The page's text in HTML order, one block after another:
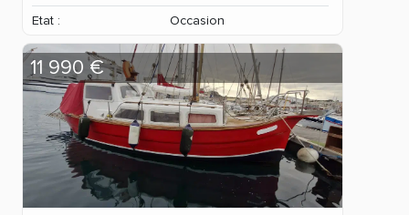
Etat :
Occasion
11 990 €